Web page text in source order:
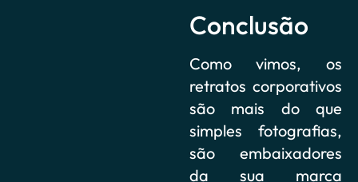
Conclusão
Como vimos, os
retratos corporativos
são mais do que
simples fotografias,
são embaixadores
da sua marca